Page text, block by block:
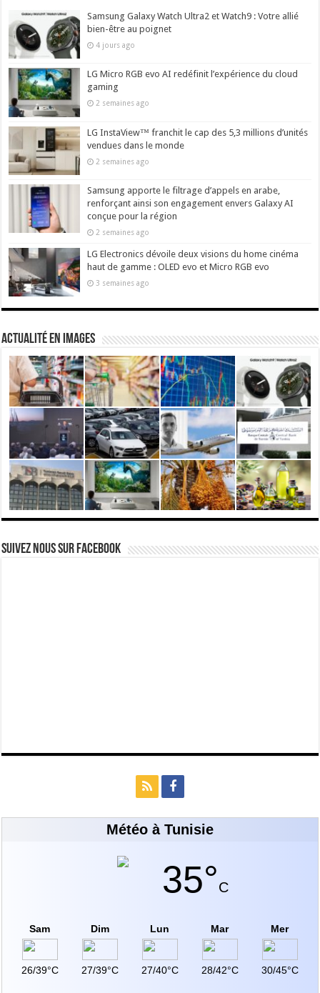
Samsung Galaxy Watch Ultra2 et Watch9 : Votre allié
bien-être au poignet
4 jours ago
LG Micro RGB evo AI redéfinit l’expérience du cloud
gaming
2 semaines ago
LG InstaView™ franchit le cap des 5,3 millions d’unités
vendues dans le monde
2 semaines ago
Samsung apporte le filtrage d’appels en arabe,
renforçant ainsi son engagement envers Galaxy AI
conçue pour la région
2 semaines ago
LG Electronics dévoile deux visions du home cinéma
haut de gamme : OLED evo et Micro RGB evo
3 semaines ago
actualité en images
Suivez nous Sur Facebook
Météo à Tunisie
35°C
Sam
26/39°C
Dim
27/39°C
Lun
27/40°C
Mar
28/42°C
Mer
30/45°C